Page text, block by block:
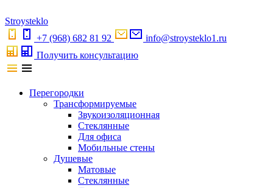
Stroysteklo
+7 (968) 682 81 92
info@stroysteklo1.ru
Получить консультацию
Перегородки
Трансформируемые
Звукоизоляционная
Стеклянные
Для офиса
Мобильные стены
Душевые
Матовые
Стеклянные